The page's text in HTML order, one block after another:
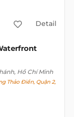
Detail
Hồ Chí Minh
Thảo Điền, Quận 2,